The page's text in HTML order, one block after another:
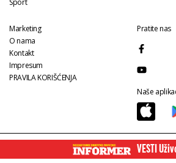
Sport
Marketing
O nama
Kontakt
Impresum
PRAVILA KORIŠĆENJA
Pratite nas
Naše
VESTI